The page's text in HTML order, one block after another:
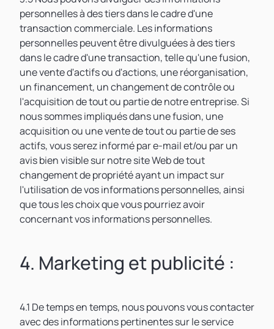
personnelles à des tiers dans le cadre d'une
transaction commerciale. Les informations
personnelles peuvent être divulguées à des tiers
dans le cadre d'une transaction, telle qu'une fusion,
une vente d'actifs ou d'actions, une réorganisation,
un financement, un changement de contrôle ou
l'acquisition de tout ou partie de notre entreprise. Si
nous sommes impliqués dans une fusion, une
acquisition ou une vente de tout ou partie de ses
actifs, vous serez informé par e-mail et/ou par un
avis bien visible sur notre site Web de tout
changement de propriété ayant un impact sur
l'utilisation de vos informations personnelles, ainsi
que tous les choix que vous pourriez avoir
concernant vos informations personnelles.
4. Marketing et publicité :
4.1 De temps en temps, nous pouvons vous contacter
avec des informations pertinentes sur le service